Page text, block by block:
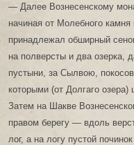
— Далее Вознесенскому
начиная от Молебного
принадлежал обширный
на полверсты и два озерка,
пустыни, за Сылвою,
которыми (от Долгаго
Затем на Шакве
правом берегу — вдоль
лог, а на логу пустой